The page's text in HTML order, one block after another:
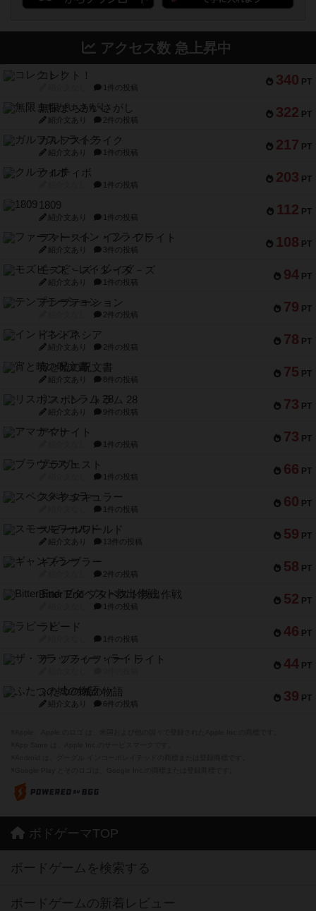
アクセス数 急上昇中
340 PT
コレクト！
1件の投稿
322 PT
無限まちがいさがし
紹介文あり 2件の投稿
217 PT
ガルフストライク
紹介文あり 1件の投稿
203 PT
クルティボ
1件の投稿
112 PT
1809
紹介文あり 1件の投稿
108 PT
ファースト・イン・フライト
紹介文あり 3件の投稿
94 PT
モズビ－ズ・レイダ－ズ
紹介文あり 1件の投稿
79 PT
テンプテーション
2件の投稿
78 PT
インドネシア
紹介文あり 2件の投稿
75 PT
宵と暁の呪文書
紹介文あり 8件の投稿
73 PT
リスボン・トラム 28
紹介文あり 9件の投稿
73 PT
アマナイト
1件の投稿
66 PT
ブラヴェスト
1件の投稿
60 PT
スペクタキュラー
1件の投稿
59 PT
スモールワールド
紹介文あり 13件の投稿
58 PT
ギャンブラー
2件の投稿
52 PT
Bitter End ブタペスト救出作戦
1件の投稿
46 PT
ラピード
1件の投稿
44 PT
ザ・フラッフィー・ライト
39 PT
ふたつの城の物語
紹介文あり 6件の投稿
ボドゲーマTOP
ボードゲームを検索する
ボードゲームの新着レビュー